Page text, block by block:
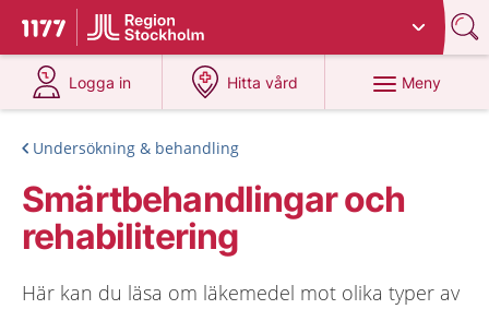
Till startsidan för 1177
Du har valt region
Logga in
på 1177.se
Hitta vård
på 1177.se
Meny
Undersökning & behandling
Smärtbehandlingar och
rehabilitering
Här kan du läsa om läkemedel mot olika typer av